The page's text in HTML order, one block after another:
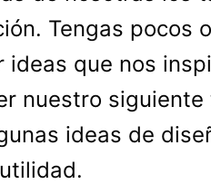
Tengas pocos
ideas que nos
nuestro
ideas de